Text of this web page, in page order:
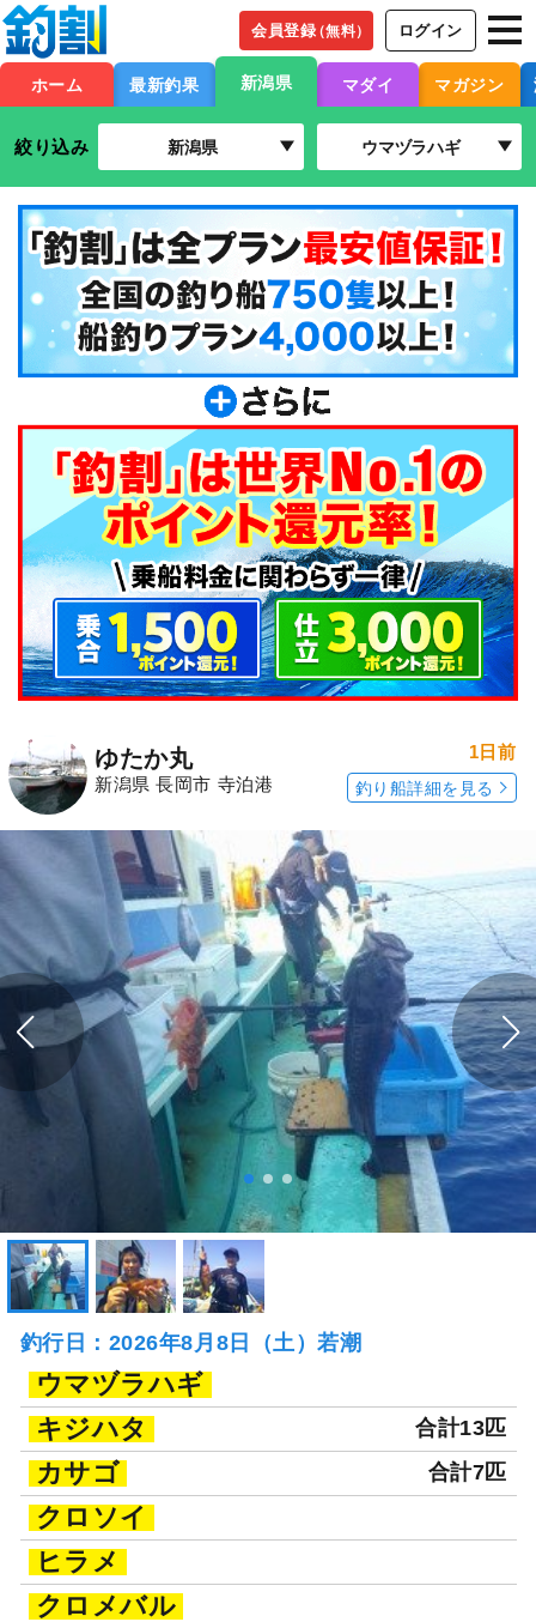
会員登録（無料） ログイン
ホーム 最新釣果 新潟県 マダイ マガジン
絞り込み 新潟県 ウマヅラハギ
ゆたか丸
新潟県 長岡市 寺泊港
1日前
釣り船詳細を見る
釣行日：2026年8月8日（土）若潮
ウマヅラハギ
キジハタ
合計13匹
カサゴ 合計7匹
クロソイ
ヒラメ
クロメバル